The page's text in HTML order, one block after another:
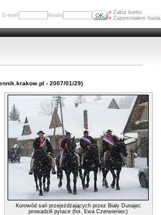
E-mail Hasło » Załóż konto
» Zapomniałem hasła
- 2007/01/29)
Korowód sań przejeżdżających przez Biały Dunajec
prowadzili pytace (fot. Ewa Czerwieniec)